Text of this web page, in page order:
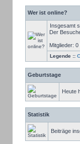
Wer ist online?
Insgesamt
Der
Mitglieder: 0
Legende ::
Geburtstage
Heute
Statistik
Beiträge